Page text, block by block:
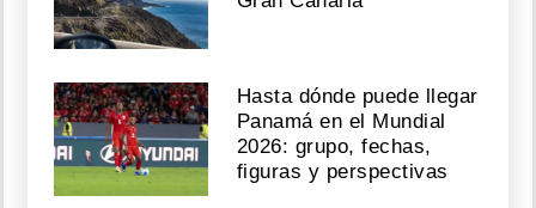
Hasta dónde puede llegar
Panamá en el Mundial
2026: grupo, fechas,
figuras y perspectivas